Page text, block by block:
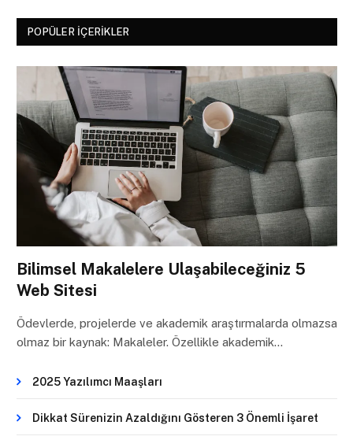
POPÜLER İÇERIKLER
Bilimsel Makalelere Ulaşabileceğiniz 5
Web Sitesi
Ödevlerde, projelerde ve akademik araştırmalarda olmazsa
olmaz bir kaynak: Makaleler. Özellikle akademik…
2025 Yazılımcı Maaşları
Dikkat Sürenizin Azaldığını Gösteren 3 Önemli İşaret